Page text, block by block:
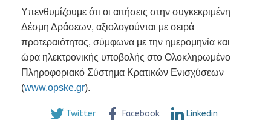
Υπενθυμίζουμε ότι οι αιτήσεις στην συγκεκριμένη
Δέσμη Δράσεων, αξιολογούνται με σειρά
προτεραιότητας, σύμφωνα με την ημερομηνία και
ώρα ηλεκτρονικής υποβολής στο Ολοκληρωμένο
Πληροφοριακό Σύστημα Κρατικών Ενισχύσεων
(www.opske.gr).
Twitter Facebook Linkedin